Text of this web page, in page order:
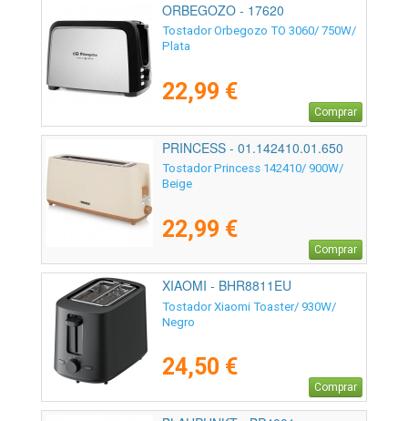
ORBEGOZO - 17620
Tostador Orbegozo TO 3060/ 750W/
Plata
22,99 €
Comprar
PRINCESS - 01.142410.01.650
Tostador Princess 142410/ 900W/
Beige
22,99 €
Comprar
XIAOMI - BHR8811EU
Tostador Xiaomi Toaster/ 930W/
Negro
24,50 €
Comprar